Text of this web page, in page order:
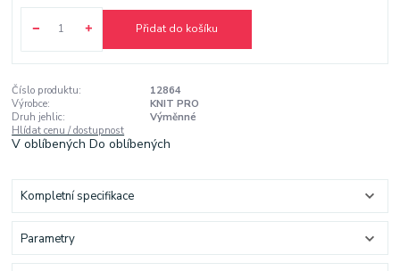
Přidat do košíku
Číslo produktu:
12864
Výrobce:
KNIT PRO
Druh jehlic:
Výměnné
Hlídat cenu / dostupnost
V oblíbenýchDo oblíbených
Kompletní specifikace
Parametry